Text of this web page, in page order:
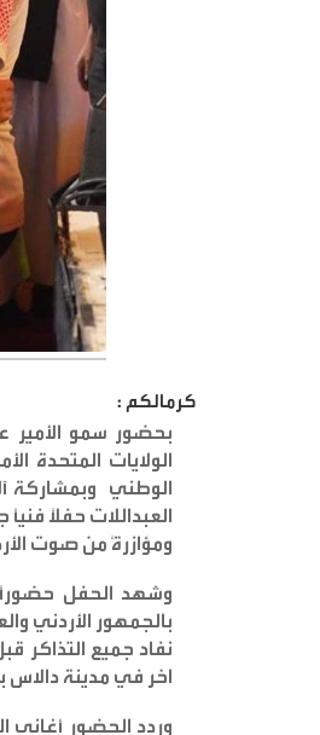
كرمالكم :
بحضور سمو الأمير
الولايات المتحدة
الوطني وبمشاركة
العبداللات حفلاً
ومؤازرةً من صوت
وشهد الحفل حضوراً
بالجمهور الأردني
نفاد جميع التذاكر
اخر في مدينة دالاس بتاريخ 26/6 قبل مباراة الاردن
وردد الحضور أغاني